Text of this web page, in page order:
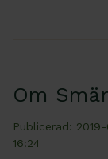
Om
Publicerad: 2019-
16:24